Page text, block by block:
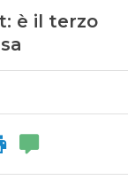
è il terzo